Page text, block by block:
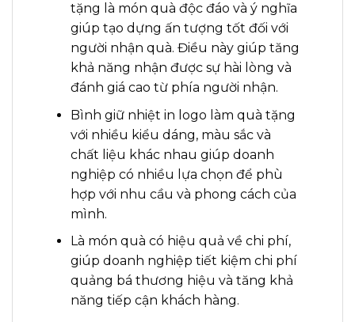
tặng là món quà độc đáo và ý nghĩa
giúp tạo dựng ấn tượng tốt đối với
người nhận quà. Điều này giúp tăng
khả năng nhận được sự hài lòng và
đánh giá cao từ phía người nhận.
Bình giữ nhiệt in logo làm quà tặng
với nhiều kiểu dáng, màu sắc và
chất liệu khác nhau giúp doanh
nghiệp có nhiều lựa chọn để phù
hợp với nhu cầu và phong cách của
mình.
Là món quà có hiệu quả về chi phí,
giúp doanh nghiệp tiết kiệm chi phí
quảng bá thương hiệu và tăng khả
năng tiếp cận khách hàng.